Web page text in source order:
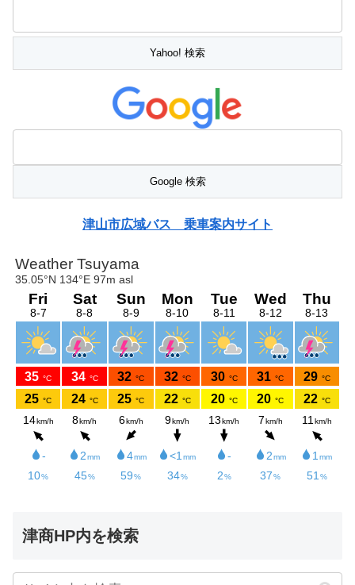
津山市広域バス 乗車案内サイト
津商HP内を検索